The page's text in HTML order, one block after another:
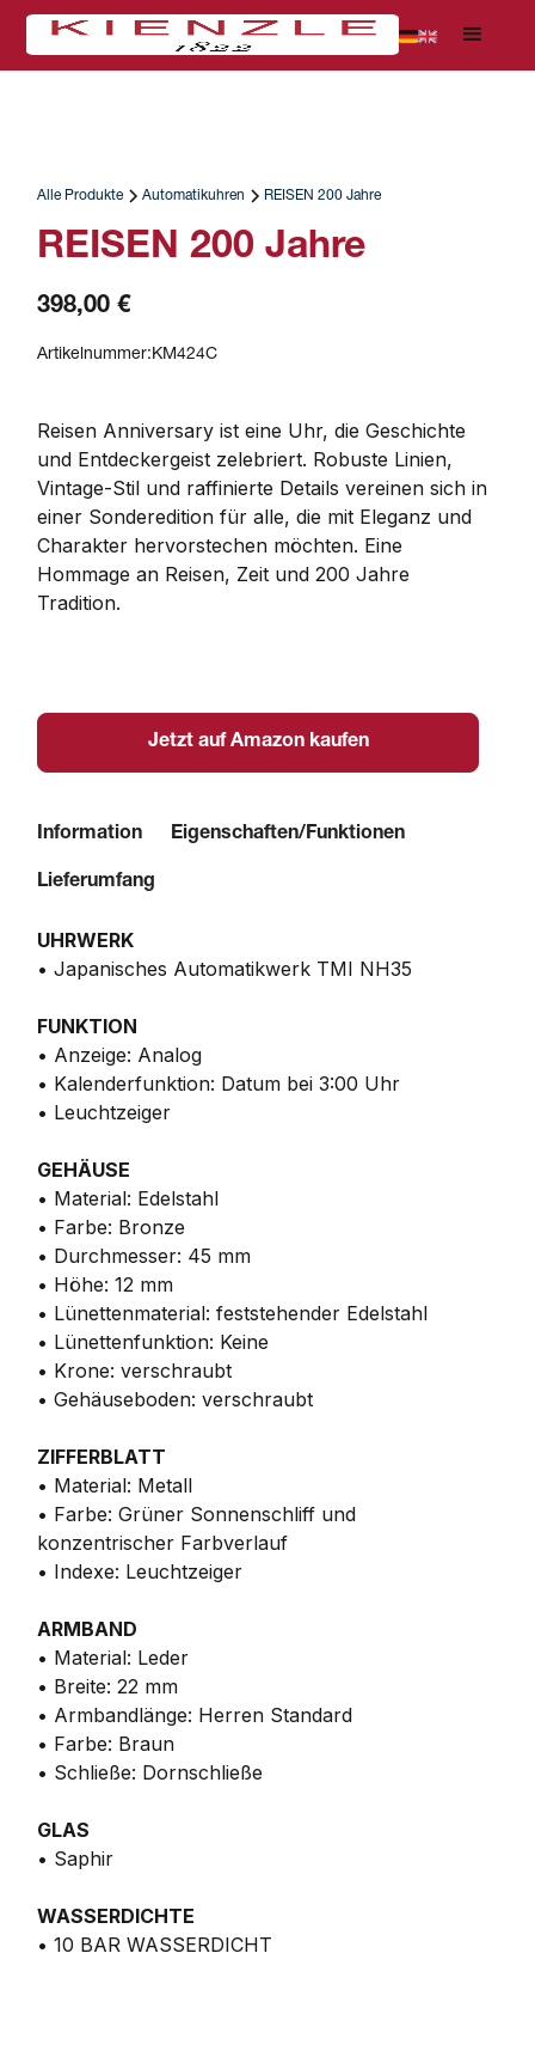
Alle Produkte Automatikuhren REISEN 200 Jahre
REISEN 200 Jahre
398,00 €
Artikelnummer:KM424C
Reisen Anniversary ist eine Uhr, die Geschichte
und Entdeckergeist zelebriert. Robuste Linien,
Vintage-Stil und raffinierte Details vereinen sich in
einer Sonderedition für alle, die mit Eleganz und
Charakter hervorstechen möchten. Eine
Hommage an Reisen, Zeit und 200 Jahre
Tradition.
Jetzt auf Amazon kaufen
Information Eigenschaften/Funktionen
Lieferumfang
UHRWERK
• Japanisches Automatikwerk TMI NH35
FUNKTION
• Anzeige: Analog
• Kalenderfunktion: Datum bei 3:00 Uhr
• Leuchtzeiger
GEHÄUSE
• Material: Edelstahl
• Farbe: Bronze
• Durchmesser: 45 mm
• Höhe: 12 mm
• Lünettenmaterial: feststehender Edelstahl
• Lünettenfunktion: Keine
• Krone: verschraubt
• Gehäuseboden: verschraubt
ZIFFERBLATT
• Material: Metall
• Farbe: Grüner Sonnenschliff und
konzentrischer Farbverlauf
• Indexe: Leuchtzeiger
ARMBAND
• Material: Leder
• Breite: 22 mm
• Armbandlänge: Herren Standard
• Farbe: Braun
• Schließe: Dornschließe
GLAS
• Saphir
WASSERDICHTE
• 10 BAR WASSERDICHT